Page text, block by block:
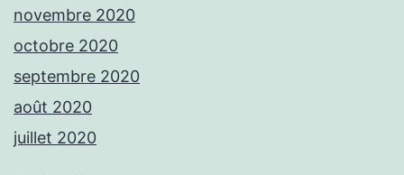
novembre 2020
octobre 2020
septembre 2020
août 2020
juillet 2020